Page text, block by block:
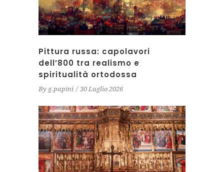
Pittura russa: capolavori
dell’800 tra realismo e
spiritualità ortodossa
By g.papini 30 Luglio 2026